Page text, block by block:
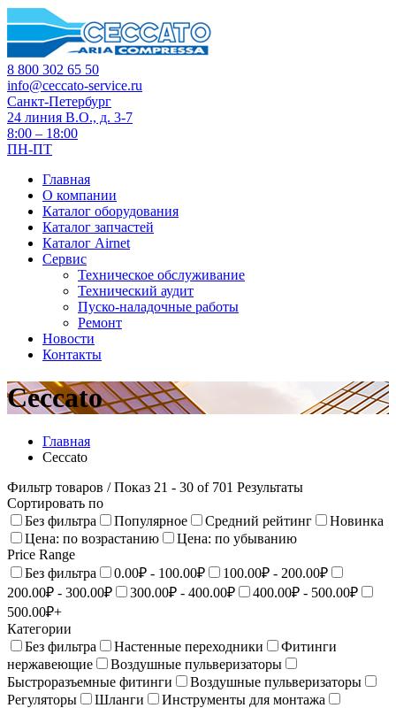
8 800 302 65 50
info@ceccato-service.ru
Санкт-Петербург
24 линия В.О., д. 3-7
8:00 – 18:00
ПН-ПТ
Главная
О компании
Каталог оборудования
Каталог запчастей
Каталог Airnet
Сервис
Техническое обслуживание
Технический аудит
Пуско-наладочные работы
Ремонт
Новости
Контакты
Ceccato
Главная
Ceccato
Фильтр товаров / Показ 21 - 30 of 701 Результаты
Сортировать по
Без фильтра
Популярное Средний рейтинг
Новинка
Цена: по возрастанию
Цена: по убыванию
Price Range
Без фильтра
0.00₽ - 100.00₽
100.00₽ - 200.00₽
200.00₽ - 300.00₽
300.00₽ - 400.00₽
400.00₽ - 500.00₽
500.00₽+
Категории
Без фильтра
Настенные переходники
Фитинги
нержавеющие
Воздушные пульверизаторы
Быстроразъемные фитинги
Воздушные пульверизаторы
Регуляторы
Шланги
Инструменты для монтажа